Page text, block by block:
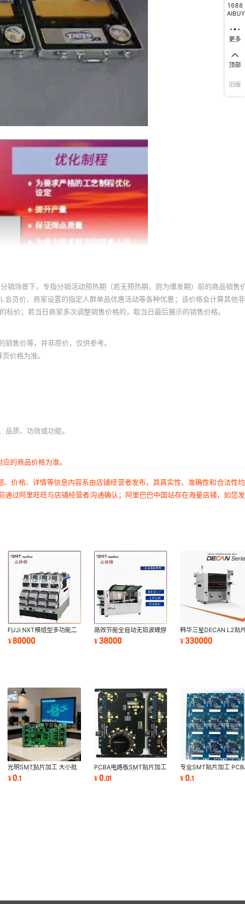
销场景下，专指分销活动预热期（若无预热期，则为爆发期）前的商品销售
员价、商家设置的指定人群单品优惠活动等各种优惠；该价格会计算其他
价；若当日商家多次调整销售价格的，取当日最后展示的销售价格。
售价等，并非原价，仅供参考。
价格为准。
质、功效或功能。
的商品价格为准。
价格、详情等信息内容系由店铺经营者发布，其真实性、准确性和合法性
过阿里旺旺与店铺经营者沟通确认；阿里巴巴中国站存在海量店铺，如您
FUJI NXT模组型多功能二
手贴片机 PCB板LED灯板
贴片机
¥80000
高效节能全自动无铅波峰焊
选择性波峰焊PCBA自动焊
锡炉
¥38000
韩华三星DECAN L2贴
LED透视镜贴片机
¥330000
光明SMT贴片加工 大小批
量DIP后焊插件
¥0.1
PCBA电路板SMT贴片加工
插件后焊小批量打样
¥0.01
专业SMT贴片加工
后焊加工
¥0.1
1688
AIBUY
更多
顶部
旧版